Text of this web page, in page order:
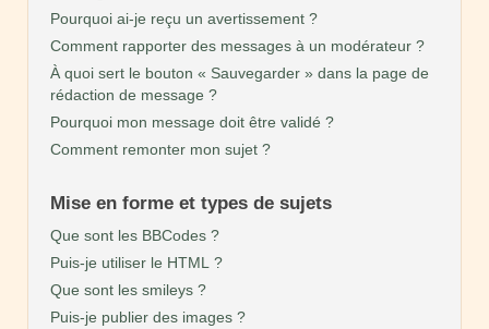
Pourquoi ai-je reçu un avertissement ?
Comment rapporter des messages à un modérateur ?
À quoi sert le bouton « Sauvegarder » dans la page de
rédaction de message ?
Pourquoi mon message doit être validé ?
Comment remonter mon sujet ?
Mise en forme et types de sujets
Que sont les BBCodes ?
Puis-je utiliser le HTML ?
Que sont les smileys ?
Puis-je publier des images ?